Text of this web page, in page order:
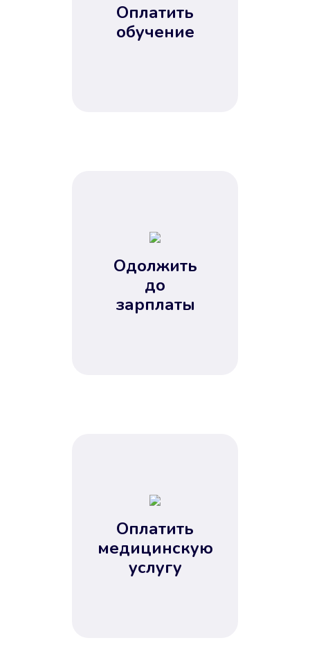
Оплатить
обучение
Одолжить
до
зарплаты
Оплатить
медицинскую
услугу